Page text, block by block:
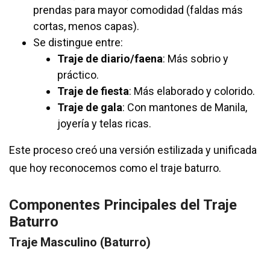
prendas para mayor comodidad (faldas más
cortas, menos capas).
Se distingue entre:
Traje de diario/faena: Más sobrio y
práctico.
Traje de fiesta: Más elaborado y colorido.
Traje de gala: Con mantones de Manila,
joyería y telas ricas.
Este proceso creó una versión estilizada y unificada
que hoy reconocemos como el traje baturro.
Componentes Principales del Traje
Baturro
Traje Masculino (Baturro)